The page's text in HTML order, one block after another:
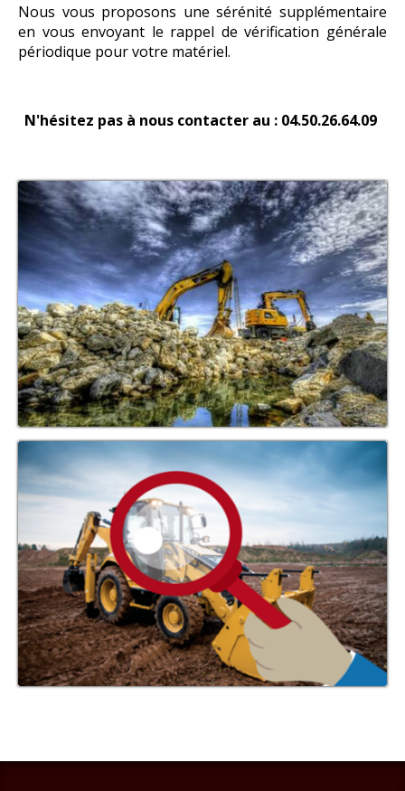
Nous vous proposons une sérénité supplémentaire
en vous envoyant le rappel de vérification générale
périodique pour votre matériel.
N'hésitez pas à nous contacter au : 04.50.26.64.09